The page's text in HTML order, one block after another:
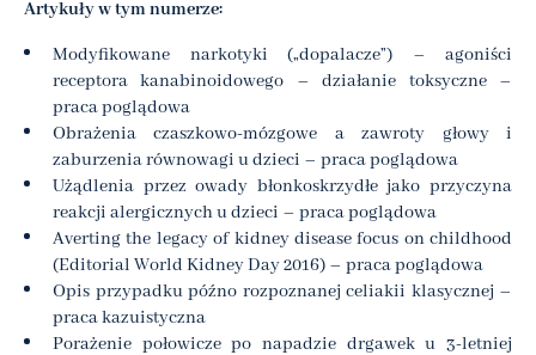
Artykuły w tym numerze:
Modyfikowane narkotyki („dopalacze”) – agoniści
receptora kanabinoidowego – działanie toksyczne –
praca poglądowa
Obrażenia czaszkowo-mózgowe a zawroty głowy i
zaburzenia równowagi u dzieci – praca poglądowa
Użądlenia przez owady błonkoskrzydłe jako przyczyna
reakcji alergicznych u dzieci – praca poglądowa
Averting the legacy of kidney disease focus on childhood
(Editorial World Kidney Day 2016) – praca poglądowa
Opis przypadku późno rozpoznanej celiakii klasycznej –
praca kazuistyczna
Porażenie połowicze po napadzie drgawek u 3-letniej